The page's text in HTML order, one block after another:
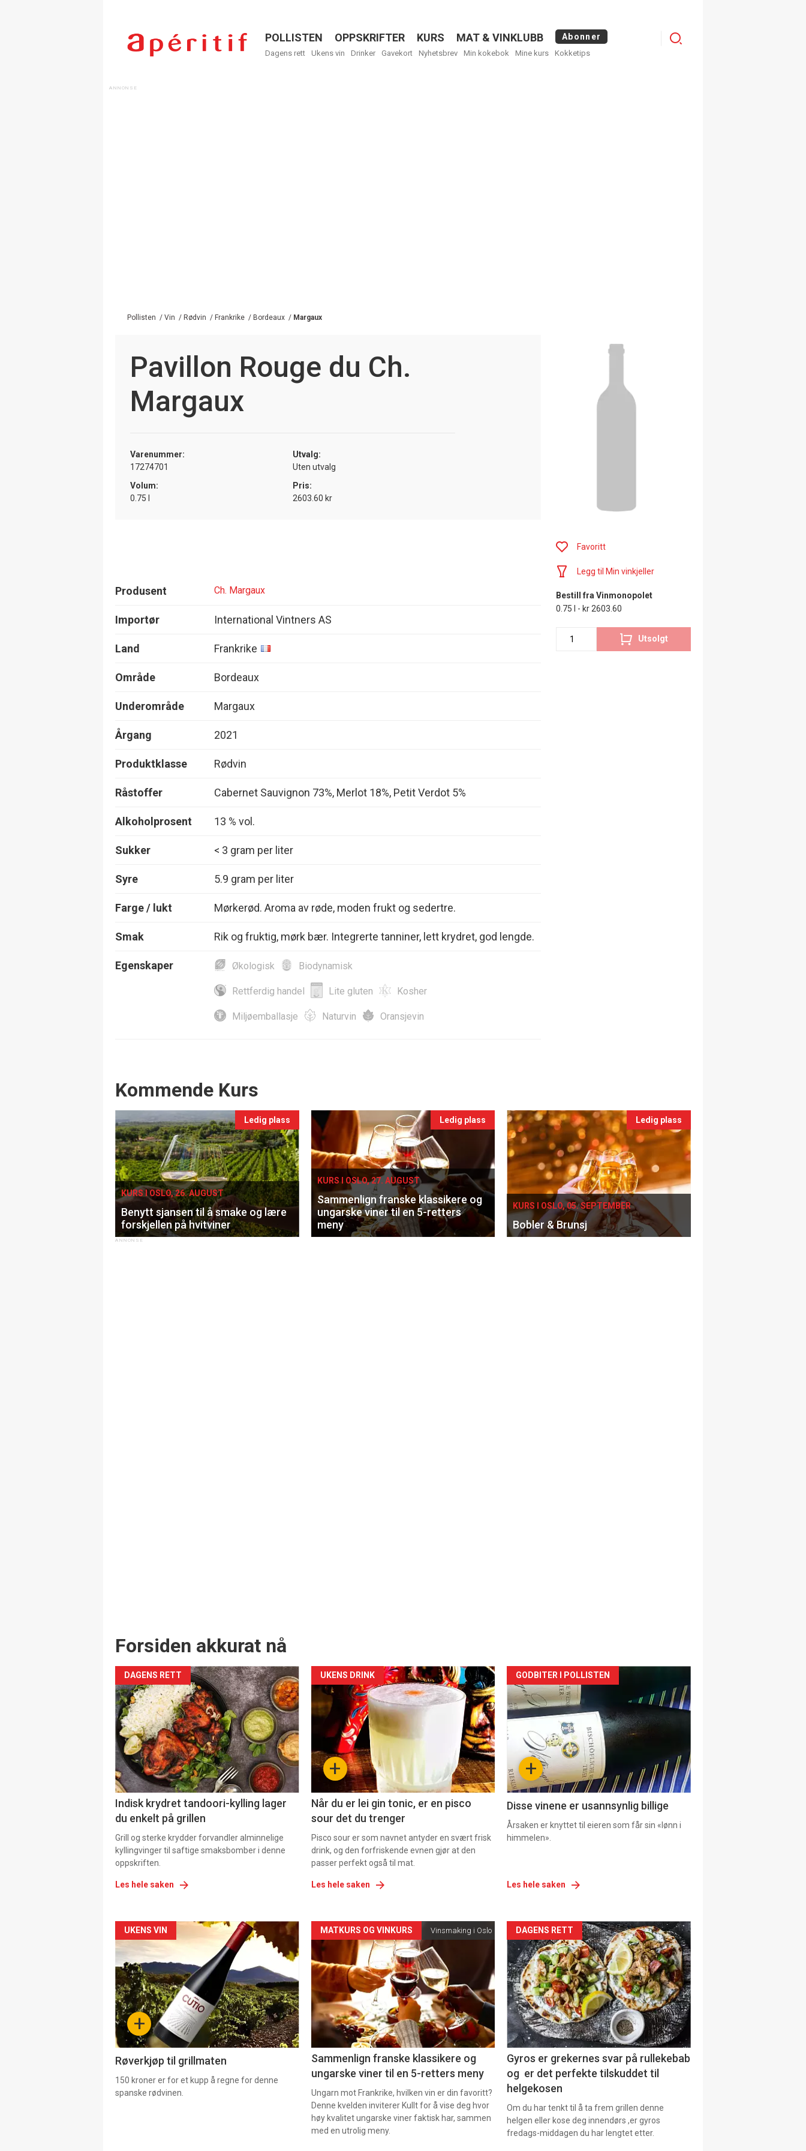
Menu
POLLISTEN OPPSKRIFTER KURS MAT & VINKLUBB Abonner
Dagens rett Ukens vin Drinker Gavekort Nyhetsbrev Min kokebok Mine kurs Kokketips
Menu
Pollisten / Vin / Rødvin / Frankrike / Bordeaux / Margaux
Pavillon Rouge du Ch.
Margaux
Varenummer:
17274701
Utvalg:
Uten utvalg
Volum:
0.75 l
Pris:
2603.60 kr
Produsent Ch. Margaux
Importør International Vintners AS
Land Frankrike
Område Bordeaux
Underområde Margaux
Årgang 2021
Produktklasse Rødvin
Råstoffer Cabernet Sauvignon 73%, Merlot 18%, Petit Verdot 5%
Alkoholprosent 13 % vol.
Sukker < 3 gram per liter
Syre 5.9 gram per liter
Farge / lukt Mørkerød. Aroma av røde, moden frukt og sedertre.
Smak Rik og fruktig, mørk bær. Integrerte tanniner, lett krydret, god lengde.
Egenskaper Økologisk Biodynamisk
Rettferdig handel Lite gluten Kosher
Miljøemballasje Naturvin Oransjevin
Favoritt
Legg til Min vinkjeller
Bestill fra Vinmonopolet
0.75 l - kr 2603.60
Utsolgt
Events
Kommende Kurs
Ledig plass
KURS I OSLO, 26. AUGUST
Benytt sjansen til å smake og lære
forskjellen på hvitviner
Ledig plass
KURS I OSLO, 27. AUGUST
Sammenlign franske klassikere og
ungarske viner til en 5-retters
meny
Ledig plass
KURS I OSLO, 05. SEPTEMBER
Bobler & Brunsj
Forsiden akkurat nå
DAGENS RETT
Indisk krydret tandoori-kylling lager
du enkelt på grillen
Grill og sterke krydder forvandler alminnelige
kyllingvinger til saftige smaksbomber i denne
oppskriften.
Les hele saken
Forsiden
akkurat
nå
-
+
UKENS DRINK
Når du er lei gin tonic, er en pisco
sour det du trenger
Pisco sour er som navnet antyder en svært frisk
drink, og den forfriskende evnen gjør at den
passer perfekt også til mat.
Les hele saken
Forsiden
akkurat
nå
3 +
GODBITER I POLLISTEN
Disse vinene er usannsynlig billige
Årsaken er knyttet til eieren som får sin «lønn i
himmelen».
Les hele saken
Forsiden
akkurat
nå
-
4 +
UKENS VIN
Røverkjøp til grillmaten
150 kroner er for et kupp å regne for denne
spanske rødvinen.
Forsiden
akkurat
nå
-
5
MATKURS OG VINKURS Vinsmaking i Oslo
Sammenlign franske klassikere og
ungarske viner til en 5-retters meny
Ungarn mot Frankrike, hvilken vin er din favoritt?
Denne kvelden inviterer Kullt for å vise deg hvor
høy kvalitet ungarske viner faktisk har, sammen
med en utrolig meny.
Forsiden
akkurat
nå
-
6
DAGENS RETT
Gyros er grekernes svar på rullekebab
og er det perfekte tilskuddet til
helgekosen
Om du har tenkt til å ta frem grillen denne
helgen eller kose deg innendørs ,er gyros
fredags-middagen du har lengtet etter.